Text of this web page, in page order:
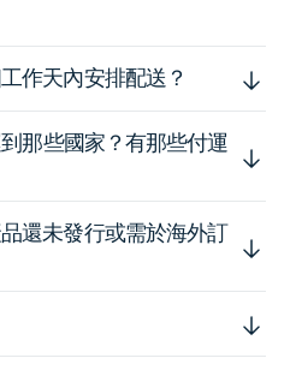
作天內安排配送？
那些國家？有那些付運
還未發行或需於海外訂